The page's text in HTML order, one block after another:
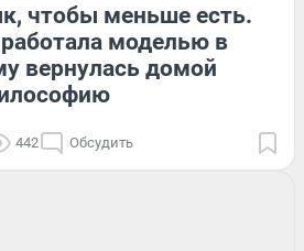
чтобы меньше есть.
моделью в
вернулась домой
442 Обсудить